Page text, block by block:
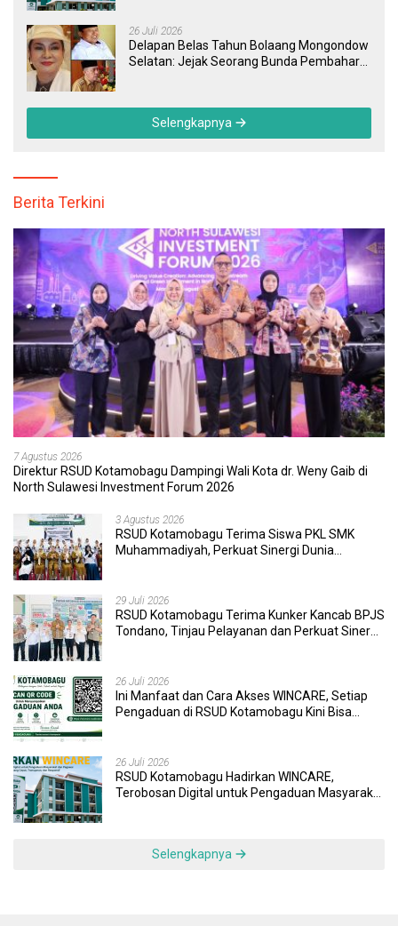
26 Juli 2026
Delapan Belas Tahun Bolaang Mongondow
Selatan: Jejak Seorang Bunda Pembaharu
Selengkapnya
Berita Terkini
7 Agustus 2026
Direktur RSUD Kotamobagu Dampingi Wali Kota dr. Weny Gaib di
North Sulawesi Investment Forum 2026
3 Agustus 2026
RSUD Kotamobagu Terima Siswa PKL SMK
Muhammadiyah, Perkuat Sinergi Dunia
29 Juli 2026
RSUD Kotamobagu Terima Kunker Kancab BPJS
Tondano, Tinjau Pelayanan dan Perkuat Sinergi
26 Juli 2026
Ini Manfaat dan Cara Akses WINCARE, Setiap
Pengaduan di RSUD Kotamobagu Kini Bisa
26 Juli 2026
RSUD Kotamobagu Hadirkan WINCARE,
Terobosan Digital untuk Pengaduan Masyarakat
Selengkapnya